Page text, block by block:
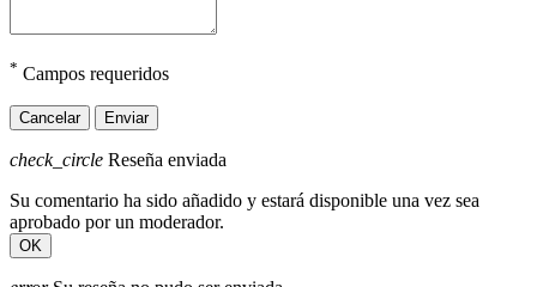
* Campos requeridos
Cancelar Enviar
check_circle Reseña enviada
Su comentario ha sido añadido y estará disponible una vez sea
aprobado por un moderador.
OK